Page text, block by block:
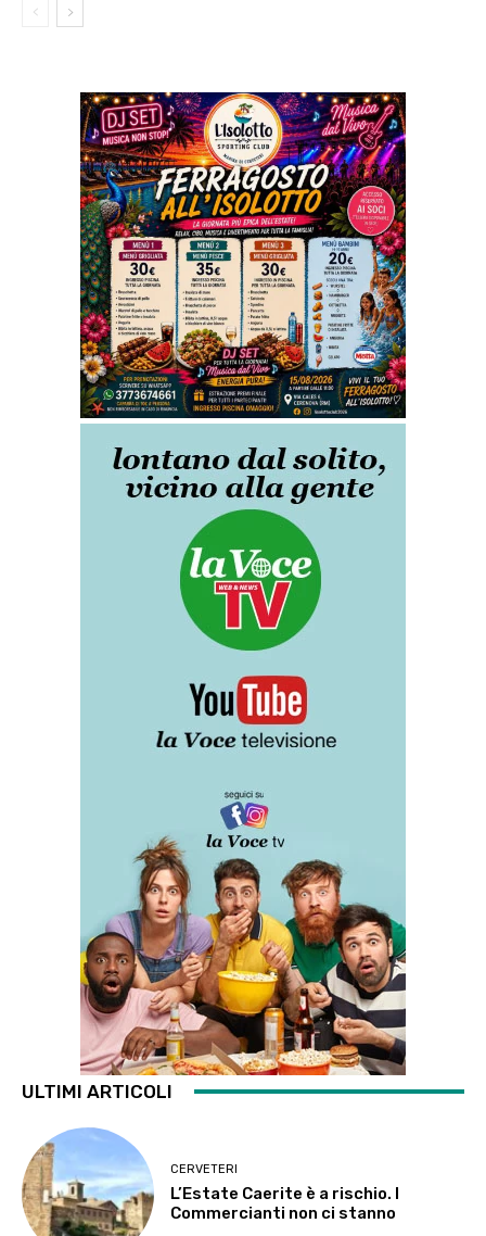
ULTIMI ARTICOLI
CERVETERI
L’Estate Caerite è a rischio. I
Commercianti non ci stanno